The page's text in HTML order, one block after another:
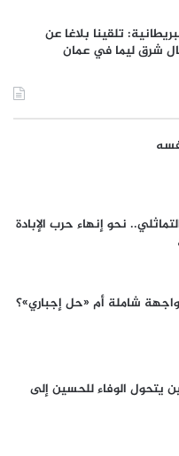
تلقينا بلاغا عن
نحو إنهاء حرب الإبادة
شاملة أم «حل إجباري»؟
يتحول الوفاء للحسين إلى